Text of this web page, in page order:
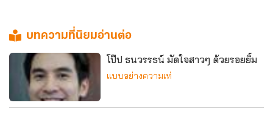
บทความที่นิยมอ่านต่อ
โป๊ป ธนวรรธน์ มัดใจสาวๆ ด้วยรอยยิ้ม
แบบอย่างความเท่